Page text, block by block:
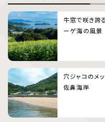
牛窓で咲き誇
ーゲ海の風景
穴ジャコのメ
佐鼻海岸